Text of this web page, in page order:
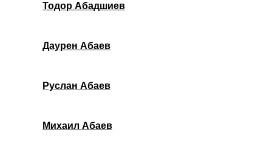
Тодор Абадшиев
Даурен Абаев
Руслан Абаев
Михаил Абаев